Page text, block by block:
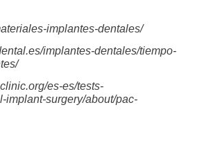
implantes-dentales/
implantes-dentales/tiempo-
es-es/tests-
implant-surgery/about/pac-